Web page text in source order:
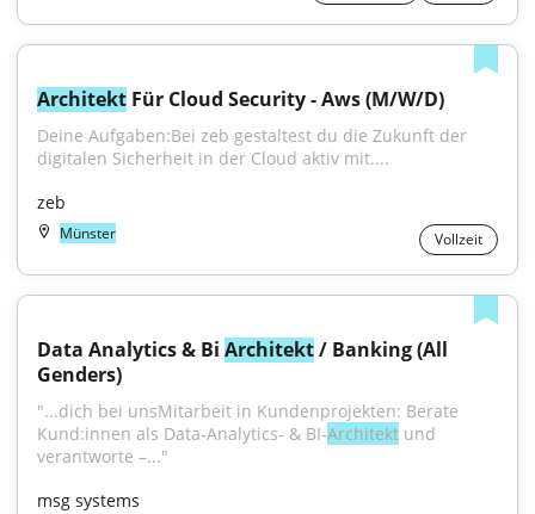
Architekt Für Cloud Security - Aws (M/W/D)
Deine Aufgaben:Bei zeb gestaltest du die Zukunft der
digitalen Sicherheit in der Cloud aktiv mit....
zeb
Münster Vollzeit
Data Analytics & Bi Architekt / Banking (All
Genders)
"...dich bei unsMitarbeit in Kundenprojekten: Berate
Kund:innen als Data‑Analytics‑ & BI‑Architekt und
verantworte –..."
msg systems